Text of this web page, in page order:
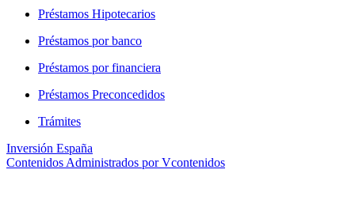
Préstamos Hipotecarios
Préstamos por banco
Préstamos por financiera
Préstamos Preconcedidos
Trámites
Inversión España
Contenidos Administrados por Vcontenidos